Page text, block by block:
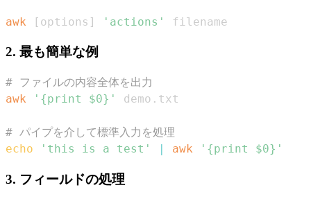
awk [ options ] 'actions' filename
2. 最も簡単な例
# ファイルの内容全体を出力
awk
'{print $0}'
# パイプを介して標準入力を処理
echo
'this is a test' | awk '{print $0}'
3. フィールドの処理